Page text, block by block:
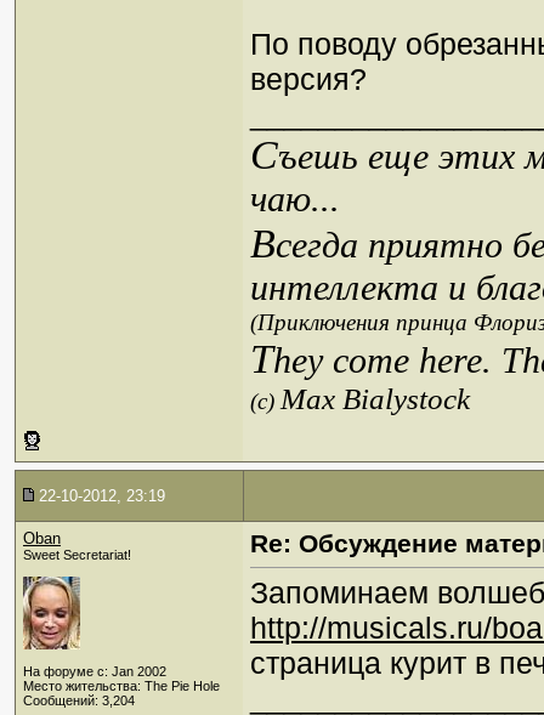
По поводу
версия?
Съешь еще этих
чаю...
Всегда приятно
интеллекта и
(Приключения принца
They come here.
(c)Max Bialystock
22-10-2012, 23:19
Oban
Sweet Secretariat!
На форуме с: Jan 2002
Место жительства: The Pie Hole
Сообщений: 3,204
Re: Обсуждение
Запоминаем
http://musicals.ru/
страница курит в